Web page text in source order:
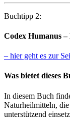
Buchtipp 2:
Codex Humanus
– hier geht es zur
Was bietet dieses
In diesem Buch
Naturheilmitteln, die
unterstützend